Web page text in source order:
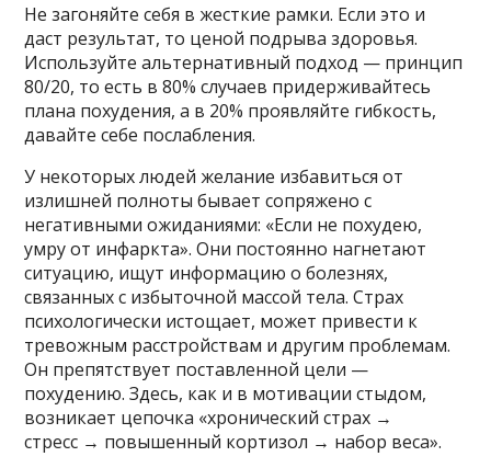
Не загоняйте себя в жесткие рамки. Если это и
даст результат, то ценой подрыва здоровья.
Используйте альтернативный подход — принцип
80/20, то есть в 80% случаев придерживайтесь
плана похудения, а в 20% проявляйте гибкость,
давайте себе послабления.
У некоторых людей желание избавиться от
излишней полноты бывает сопряжено с
негативными ожиданиями: «Если не похудею,
умру от инфаркта». Они постоянно нагнетают
ситуацию, ищут информацию о болезнях,
связанных с избыточной массой тела. Страх
психологически истощает, может привести к
тревожным расстройствам и другим проблемам.
Он препятствует поставленной цели —
похудению. Здесь, как и в мотивации стыдом,
возникает цепочка «хронический страх →
стресс → повышенный кортизол → набор веса».